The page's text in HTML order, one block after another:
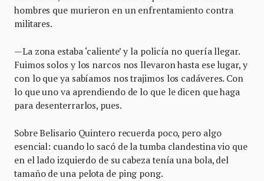
hombres que murieron en un enfrentamiento contra
militares.
—La zona estaba ‘caliente’ y la policía no quería llegar.
Fuimos solos y los narcos nos llevaron hasta ese lugar, y
con lo que ya sabíamos nos trajimos los cadáveres. Con
lo que uno va aprendiendo de lo que le dicen que haga
para desenterrarlos, pues.
Sobre Belisario Quintero recuerda poco, pero algo
esencial: cuando lo sacó de la tumba clandestina vio que
en el lado izquierdo de su cabeza tenía una bola, del
tamaño de una pelota de ping pong.